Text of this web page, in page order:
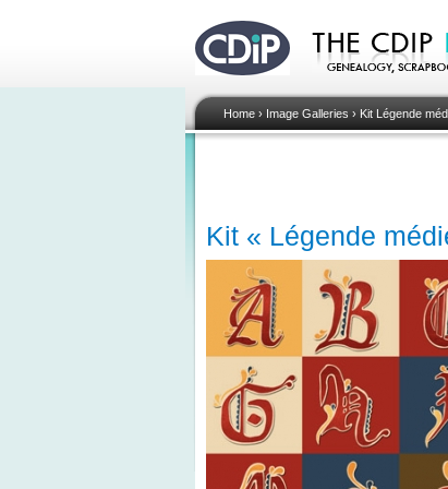
Home› Image Galleries › Kit Légende
Kit « Légende